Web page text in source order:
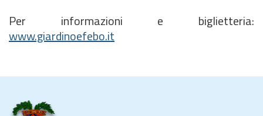
Per informazioni e biglietteria:
www.giardinoefebo.it